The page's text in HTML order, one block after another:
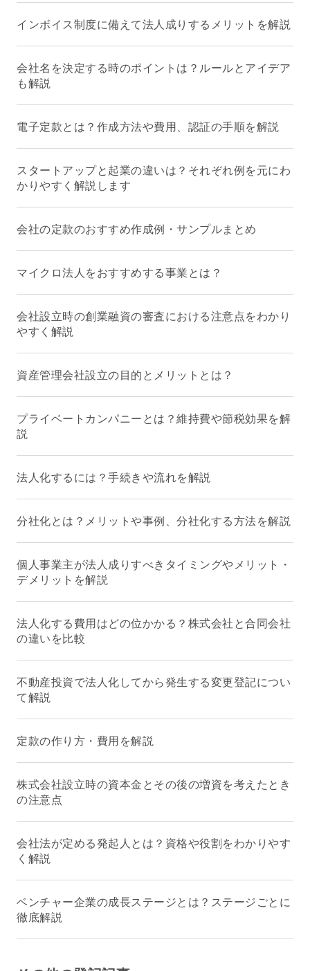
インボイス制度に備えて法人成りするメリットを解説
会社名を決定する時のポイントは？ルールとアイデア
も解説
電子定款とは？作成方法や費用、認証の手順を解説
スタートアップと起業の違いは？それぞれ例を元にわ
かりやすく解説します
会社の定款のおすすめ作成例・サンプルまとめ
マイクロ法人をおすすめする事業とは？
会社設立時の創業融資の審査における注意点をわかり
やすく解説
資産管理会社設立の目的とメリットとは？
プライベートカンパニーとは？維持費や節税効果を解
説
法人化するには？手続きや流れを解説
分社化とは？メリットや事例、分社化する方法を解説
個人事業主が法人成りすべきタイミングやメリット・
デメリットを解説
法人化する費用はどの位かかる？株式会社と合同会社
の違いを比較
不動産投資で法人化してから発生する変更登記につい
て解説
定款の作り方・費用を解説
株式会社設立時の資本金とその後の増資を考えたとき
の注意点
会社法が定める発起人とは？資格や役割をわかりやす
く解説
ベンチャー企業の成長ステージとは？ステージごとに
徹底解説